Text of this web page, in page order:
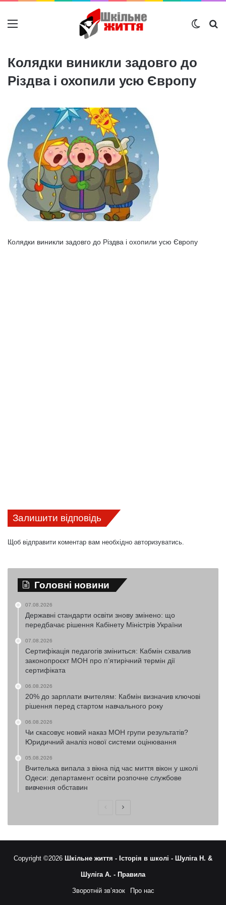
Меню
Колядки виникли задовго до
Різдва і охопили усю Європу
Колядки виникли задовго до Різдва і охопили усю Європу
Залишити відповідь
Щоб відправити коментар вам необхідно авторизуватись.
Головні новини
07.08.2026
Державні стандарти освіти знову змінено: що
передбачає рішення Кабінету Міністрів України
07.08.2026
Сертифікація педагогів зміниться: Кабмін схвалив
законопроєкт МОН про п’ятирічний термін дії
сертифіката
06.08.2026
20% до зарплати вчителям: Кабмін визначив ключові
рішення перед стартом навчального року
06.08.2026
Чи скасовує новий наказ МОН групи результатів?
Юридичний аналіз нової системи оцінювання
05.08.2026
Вчителька випала з вікна під час миття вікон у школі
Одеси: департамент освіти розпочне службове
вивчення обставин
ПопередняНаступна
Copyright ©2026 Шкільне життя - Історія в школі - Шуліга Н. &
Шуліга А. - Правила
Зворотній зв’язок Про нас